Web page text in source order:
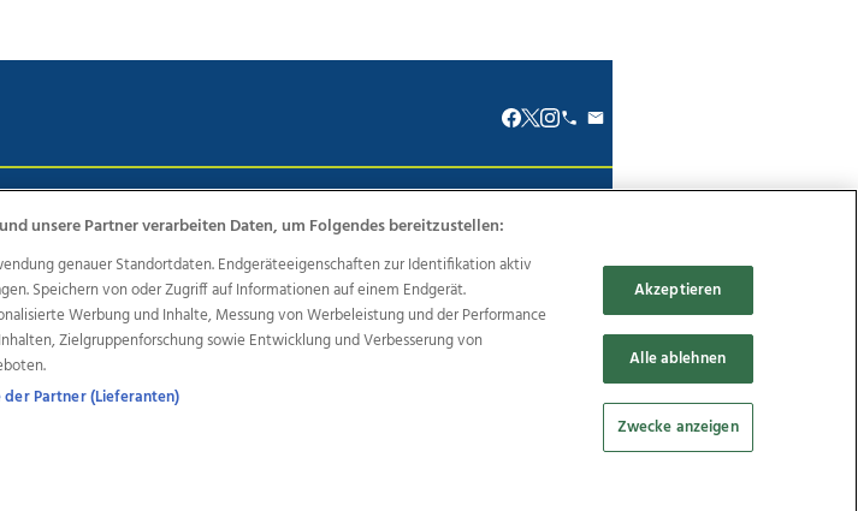
Anzeigekunden AGB Website Ehrenkodex Politische Werbung
Wimmer
Immobilien OÖN Karriere OÖN Reise
Promenaden Galerien
wirtrauern.at
unsere Partner verarbeiten Daten, um Folgendes bereitzustellen:
genauer Standortdaten. Endgeräteeigenschaften zur Identifikation aktiv
Speichern von oder Zugriff auf Informationen auf einem Endgerät.
Werbung und Inhalte, Messung von Werbeleistung und der Performance
Zielgruppenforschung sowie Entwicklung und Verbesserung von
der Partner (Lieferanten)
Akzeptieren
Alle ablehnen
Zwecke anzeigen